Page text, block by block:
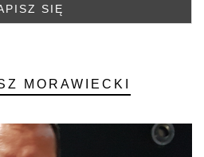
MORAWIECKI